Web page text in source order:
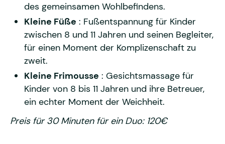
des gemeinsamen Wohlbefindens.
Kleine Füße : Fußentspannung für Kinder
zwischen 8 und 11 Jahren und seinen Begleiter,
für einen Moment der Komplizenschaft zu
zweit.
Kleine Frimousse : Gesichtsmassage für
Kinder von 8 bis 11 Jahren und ihre Betreuer,
ein echter Moment der Weichheit.
Preis für 30 Minuten für ein Duo: 120€